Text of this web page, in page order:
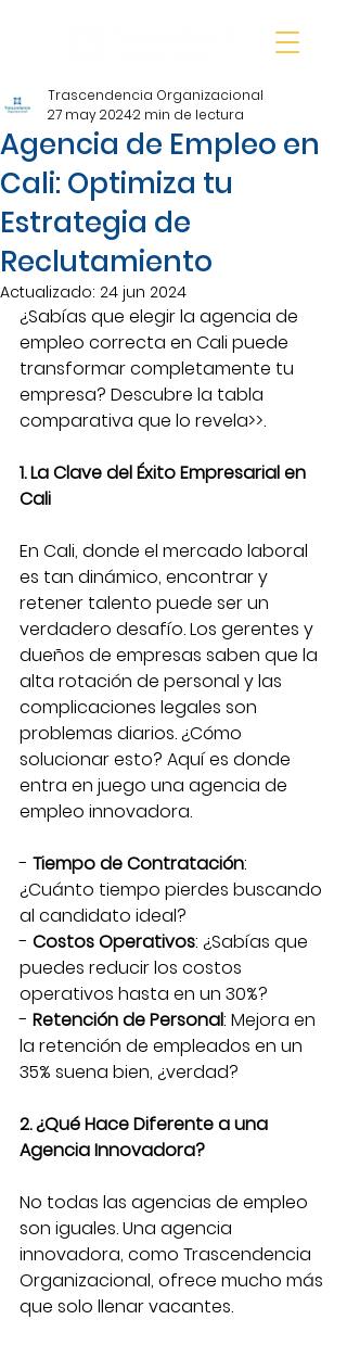
Agencia de Empleo en
Cali: Optimiza tu
Estrategia de
Reclutamiento
Trascendencia Organizacional
27 may 20242 min de lectura
Actualizado: 24 jun 2024
¿Sabías que elegir la agencia de
empleo correcta en Cali puede
transformar completamente tu
empresa? Descubre la tabla
comparativa que lo revela>>.
1. La Clave del Éxito Empresarial en
Cali
En Cali, donde el mercado laboral
es tan dinámico, encontrar y
retener talento puede ser un
verdadero desafío. Los gerentes y
dueños de empresas saben que la
alta rotación de personal y las
complicaciones legales son
problemas diarios. ¿Cómo
solucionar esto? Aquí es donde
entra en juego una agencia de
empleo innovadora.
- Tiempo de Contratación:
¿Cuánto tiempo pierdes buscando
al candidato ideal?
- Costos Operativos: ¿Sabías que
puedes reducir los costos
operativos hasta en un 30%?
- Retención de Personal: Mejora en
la retención de empleados en un
35% suena bien, ¿verdad?
2. ¿Qué Hace Diferente a una
Agencia Innovadora?
No todas las agencias de empleo
son iguales. Una agencia
innovadora, como Trascendencia
Organizacional, ofrece mucho más
que solo llenar vacantes.